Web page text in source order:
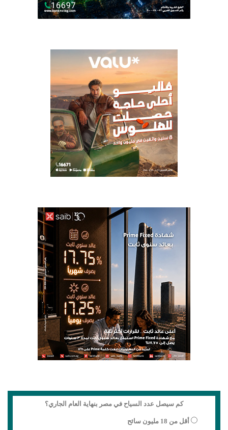
كم سيصل عدد السياح في مصر بنهاية العام الجاري؟
أقل من 18 مليون سائح